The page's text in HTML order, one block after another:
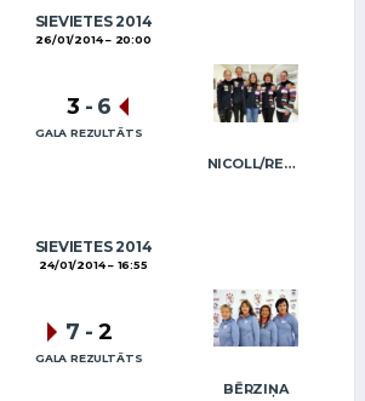
SIEVIETES 2014
26/01/2014 20:00
NICOLL/REGŽA
3 - 6
GALA REZULTĀTS
SIEVIETES 2014
24/01/2014 16:55
BĒRZIŅA
7 - 2
GALA REZULTĀTS